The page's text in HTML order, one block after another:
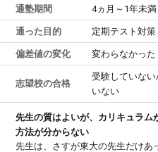
通塾期間 4ヵ月～1年未満
通った目的 定期テスト対策
偏差値の変化 変わらなかった
志望校の合格
受験していな
いない
先生の質はよいが、カリキュラム
方法が分からない
先生は、さすが東大の先生だけあ